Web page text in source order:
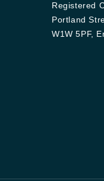
Registered
Portland
W1W 5PF,